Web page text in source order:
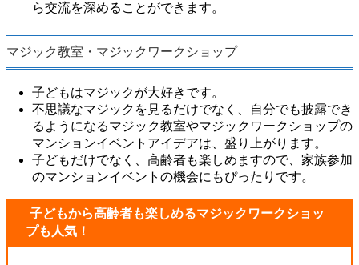
ら交流を深めることができます。
マジック教室・マジックワークショップ
子どもはマジックが大好きです。
不思議なマジックを見るだけでなく、自分でも披露でき
るようになるマジック教室やマジックワークショップの
マンションイベントアイデアは、盛り上がります。
子どもだけでなく、高齢者も楽しめますので、家族参加
のマンションイベントの機会にもぴったりです。
子どもから高齢者も楽しめるマジックワークショッ
プも人気！